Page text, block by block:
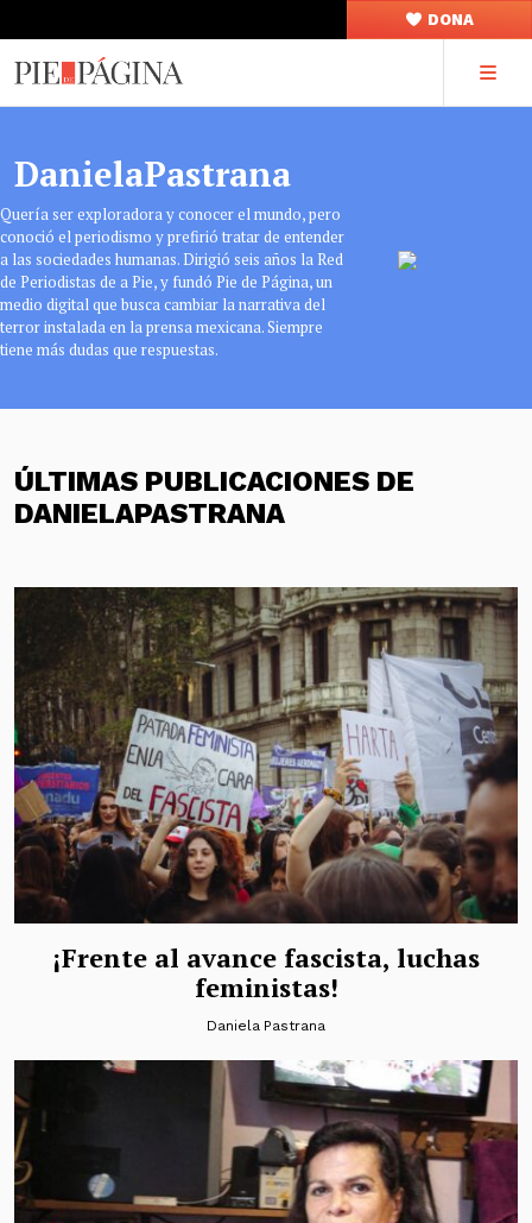
DONA
DanielaPastrana
Quería ser exploradora y conocer el mundo, pero
conoció el periodismo y prefirió tratar de entender
a las sociedades humanas. Dirigió seis años la Red
de Periodistas de a Pie, y fundó Pie de Página, un
medio digital que busca cambiar la narrativa del
terror instalada en la prensa mexicana. Siempre
tiene más dudas que respuestas.
ÚLTIMAS PUBLICACIONES DE
DANIELAPASTRANA
¡Frente al avance fascista, luchas
feministas!
Daniela Pastrana